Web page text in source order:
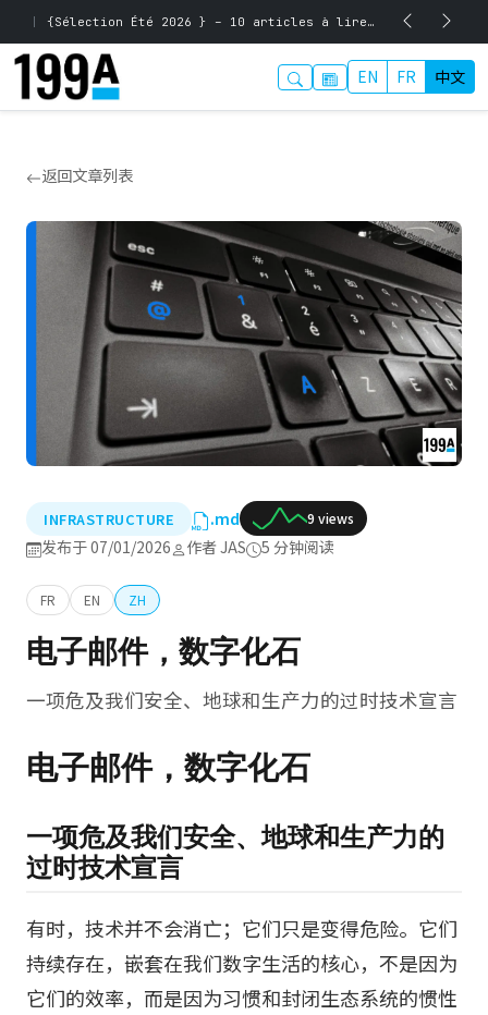
{Sélection Été 2026 } – 10 articles à lire pour préparer la rentrée
EN FR 中文
返回文章列表
INFRASTRUCTURE .md 9 views
发布于 07/01/2026 作者 JAS 5 分钟阅读
FR EN ZH
电子邮件，数字化石
一项危及我们安全、地球和生产力的过时技术宣言
电子邮件，数字化石
一项危及我们安全、地球和生产力的
过时技术宣言
有时，技术并不会消亡；它们只是变得危险。它们
持续存在，嵌套在我们数字生活的核心，不是因为
它们的效率，而是因为习惯和封闭生态系统的惯性